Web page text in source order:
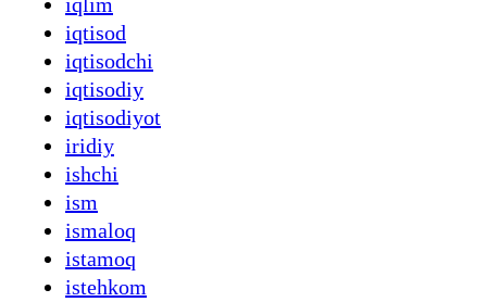
iqtisod
iqtisodchi
iqtisodiy
iqtisodiyot
iridiy
ishchi
ism
ismaloq
istamoq
istehkom